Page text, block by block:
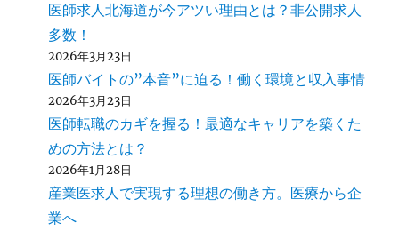
医師求人北海道が今アツい理由とは？非公開求人
多数！
2026年3月23日
医師バイトの”本音”に迫る！働く環境と収入事情
2026年3月23日
医師転職のカギを握る！最適なキャリアを築くた
めの方法とは？
2026年1月28日
産業医求人で実現する理想の働き方。医療から企
業へ